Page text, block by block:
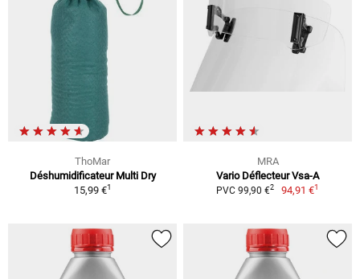
ThoMar
Déshumidificateur Multi Dry
15,99 €1
MRA
Vario Déflecteur Vsa-A
PVC 99,90 €2 94,91 €1